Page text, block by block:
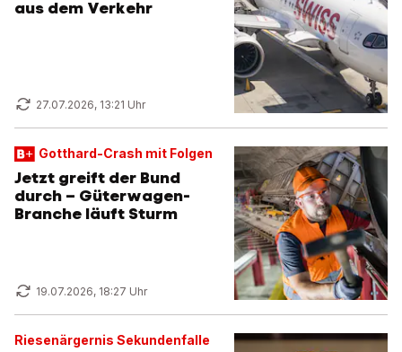
aus dem Verkehr
27.07.2026, 13:21 Uhr
Gotthard-Crash mit Folgen
Jetzt greift der Bund
durch – Güterwagen-
Branche läuft Sturm
19.07.2026, 18:27 Uhr
Riesenärgernis Sekundenfalle